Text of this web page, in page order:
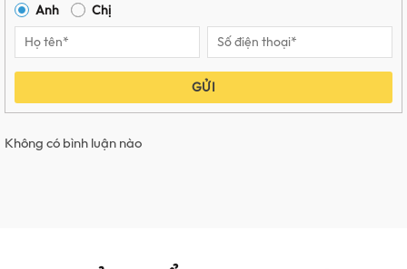
Anh Chị
GỬI
Không có bình luận nào